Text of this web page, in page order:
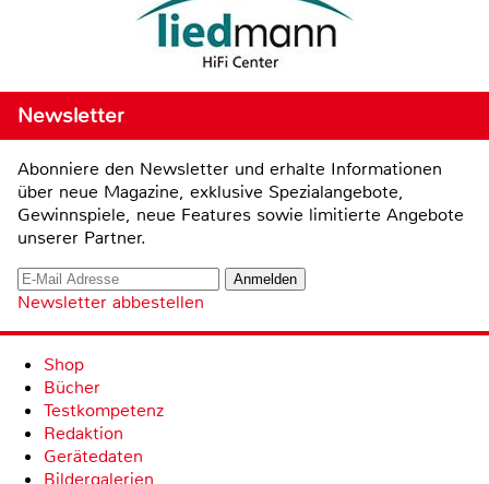
Newsletter
Abonniere den Newsletter und erhalte Informationen
über neue Magazine, exklusive Spezialangebote,
Gewinnspiele, neue Features sowie limitierte Angebote
unserer Partner.
Newsletter abbestellen
Shop
Bücher
Testkompetenz
Redaktion
Gerätedaten
Bildergalerien